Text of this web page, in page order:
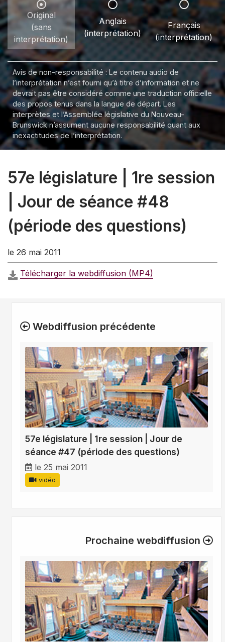
Original
(sans
interprétation)
Anglais
(interprétation)
Français
(interprétation)
Avis de non-responsabilité : Le contenu audio de
l’interprétation n’est fourni qu’à titre d’information et ne
devrait pas être considéré comme une traduction officielle
des propos tenus dans la langue de départ. Les
interprètes et l’Assemblée législative du Nouveau-
Brunswick n’assument aucune responsabilité quant aux
inexactitudes de l’interprétation.
57e législature | 1re session
| Jour de séance #48
(période des questions)
le 26 mai 2011
Télécharger la webdiffusion (MP4)
Webdiffusion précédente
57e législature | 1re session | Jour de
séance #47 (période des questions)
le 25 mai 2011
vidéo
Prochaine webdiffusion